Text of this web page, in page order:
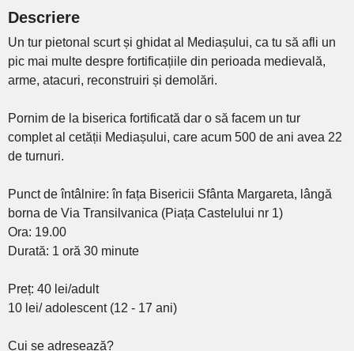
Descriere
Un tur pietonal scurt și ghidat al Mediașului, ca tu să afli un
pic mai multe despre fortificațiile din perioada medievală,
arme, atacuri, reconstruiri și demolări.
Pornim de la biserica fortificată dar o să facem un tur
complet al cetății Mediașului, care acum 500 de ani avea 22
de turnuri.
Punct de întâlnire: în fața Bisericii Sfânta Margareta, lângă
borna de Via Transilvanica (Piața Castelului nr 1)
Ora: 19.00
Durată: 1 oră 30 minute
Preț: 40 lei/adult
10 lei/ adolescent (12 - 17 ani)
Cui se adresează?